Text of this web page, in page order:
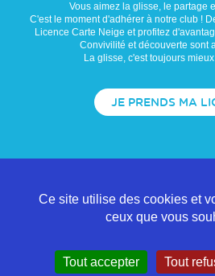
Vous aimez la glisse, le partage
C'est le moment d'adhérer à notre club !
Licence Carte Neige et profitez
Convivilité et découverte sont
La glisse, c'est toujours
JE PRENDS MA
Ce site utilise des cookies et
ceux que vous
Tout accepter Tout